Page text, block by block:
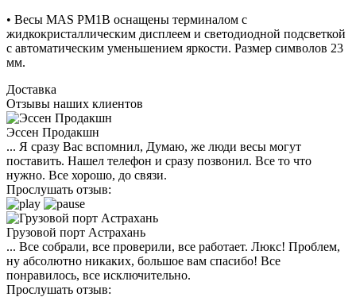
• Весы MAS PM1B оснащены терминалом с
жидкокристаллическим дисплеем и светодиодной подсветкой
с автоматическим уменьшением яркости. Размер символов 23
мм.
Доставка
Отзывы наших клиентов
Эссен Продакшн
... Я сразу Вас вспомнил, Думаю, же люди весы могут
поставить. Нашел телефон и сразу позвонил. Все то что
нужно. Все хорошо, до связи.
Прослушать отзыв:
Грузовой порт Астрахань
... Все собрали, все проверили, все работает. Люкс! Проблем,
ну абсолютно никаких, большое вам спасибо! Все
понравилось, все исключительно.
Прослушать отзыв: